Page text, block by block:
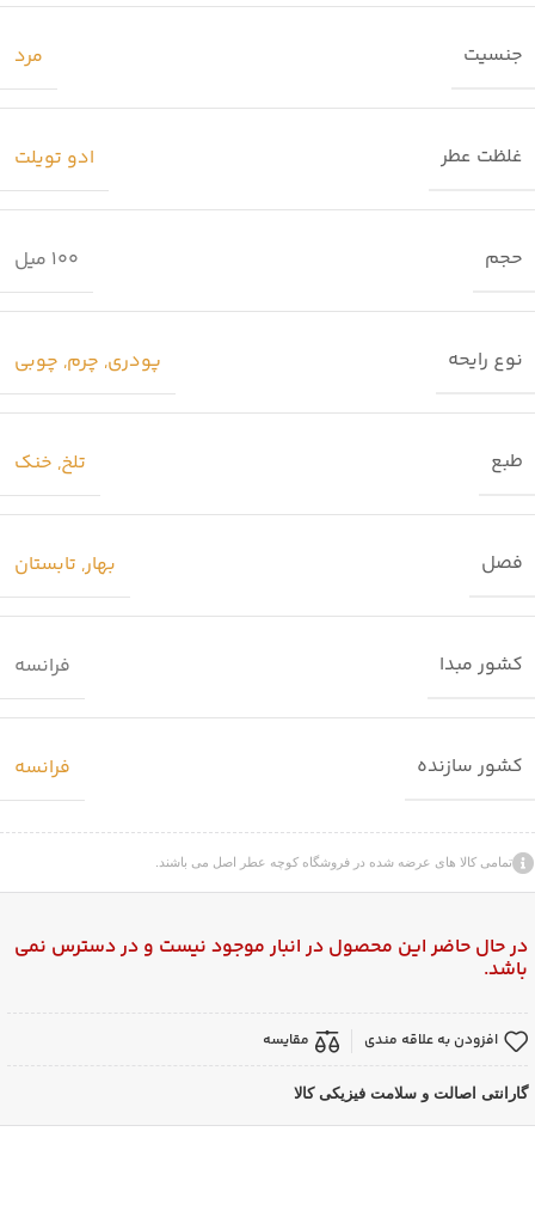
جنسیت مرد
غلظت عطر ادو تویلت
حجم 100 میل
نوع رایحه پودری, چرم, چوبی
طبع تلخ, خنک
فصل بهار, تابستان
کشور مبدا فرانسه
کشور سازنده فرانسه
تمامی کالا های عرضه شده در فروشگاه کوچه عطر اصل می باشند.
در حال حاضر این محصول در انبار موجود نیست و در دسترس نمی
باشد.
افزودن به علاقه مندی مقایسه
گارانتی اصالت و سلامت فیزیکی کالا